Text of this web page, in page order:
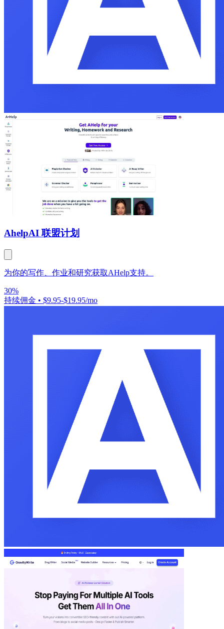
AhelpAI 联盟计划
为你的写作、作业和研究获取AHelp支持。
30%
持续佣金 • $9.95-$19.95/mo